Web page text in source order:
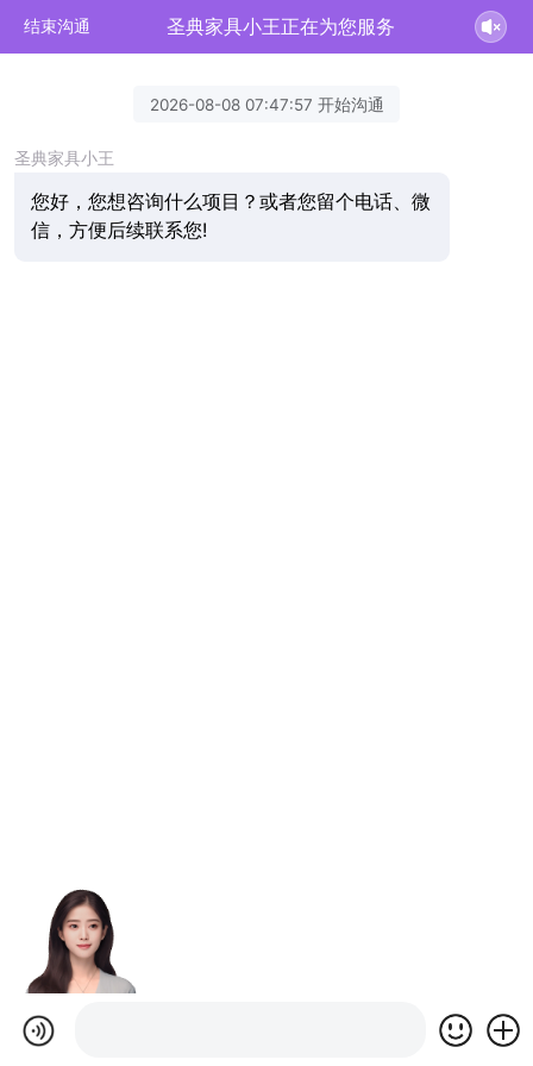
结束沟通 圣典家具小王正在为您服务
2026-08-08 07:47:57 开始沟通
圣典家具小王
您好，您想咨询什么项目？或者您留个电话、微
信，方便后续联系您!